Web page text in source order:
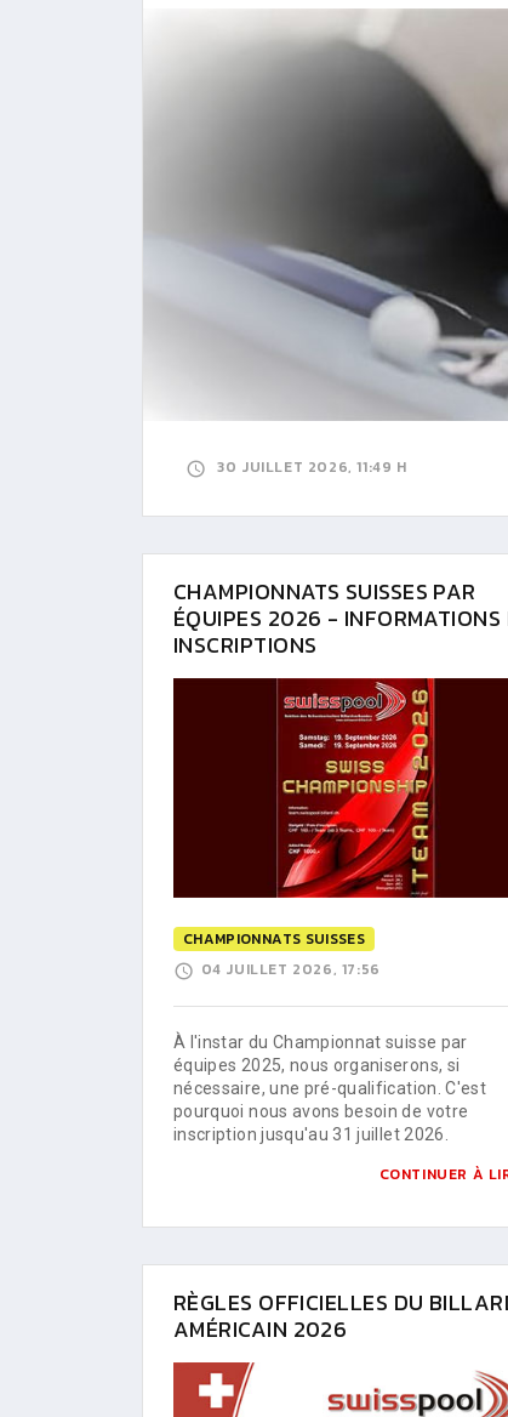
30 JUILLET 2026, 11:49 H
CHAMPIONNATS SUISSES PAR
ÉQUIPES 2026 - INFORMATIONS
INSCRIPTIONS
CHAMPIONNATS SUISSES
04 JUILLET 2026, 17:56
À l'instar du Championnat suisse par
équipes 2025, nous organiserons, si
nécessaire, une pré-qualification. C'est
pourquoi nous avons besoin de votre
inscription jusqu'au 31 juillet 2026.
CONTINUER À
RÈGLES OFFICIELLES DU
AMÉRICAIN 2026